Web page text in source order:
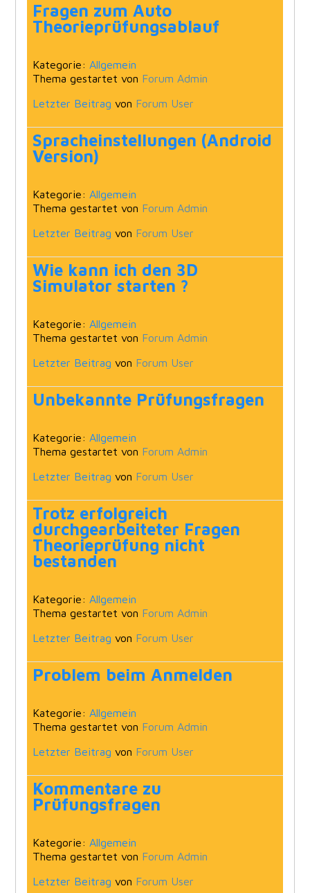
Fragen zum Auto
Theorieprüfungsablauf
Kategorie: Allgemein
Thema gestartet von Forum Admin
Letzter Beitrag von Forum User
Spracheinstellungen (Android
Version)
Kategorie: Allgemein
Thema gestartet von Forum Admin
Letzter Beitrag von Forum User
Wie kann ich den 3D
Simulator starten ?
Kategorie: Allgemein
Thema gestartet von Forum Admin
Letzter Beitrag von Forum User
Unbekannte Prüfungsfragen
Kategorie: Allgemein
Thema gestartet von Forum Admin
Letzter Beitrag von Forum User
Trotz erfolgreich
durchgearbeiteter Fragen
Theorieprüfung nicht
bestanden
Kategorie: Allgemein
Thema gestartet von Forum Admin
Letzter Beitrag von Forum User
Problem beim Anmelden
Kategorie: Allgemein
Thema gestartet von Forum Admin
Letzter Beitrag von Forum User
Kommentare zu
Prüfungsfragen
Kategorie: Allgemein
Thema gestartet von Forum Admin
Letzter Beitrag von Forum User